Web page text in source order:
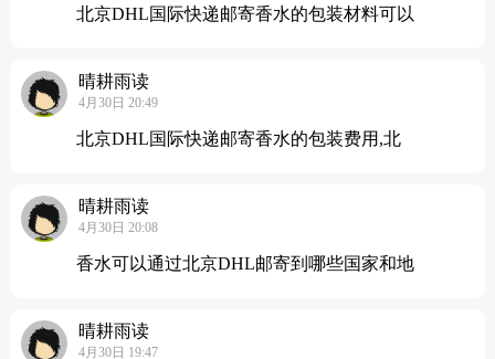
北京DHL国际快递邮寄香水的包装材料可以
晴耕雨读
4月30日 20:49
北京DHL国际快递邮寄香水的包装费用,北
晴耕雨读
4月30日 20:08
香水可以通过北京DHL邮寄到哪些国家和地
晴耕雨读
4月30日 19:47